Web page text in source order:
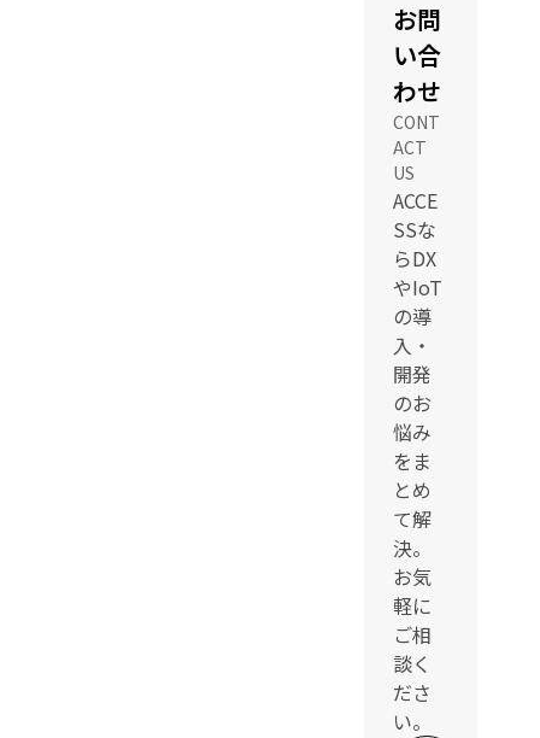
お問
い合
わせ
CONT
ACT
US
ACCE
SSな
らDX
やIoT
の導
入・
開発
のお
悩み
をま
とめ
て解
決。
お気
軽に
ご相
談く
ださ
い。